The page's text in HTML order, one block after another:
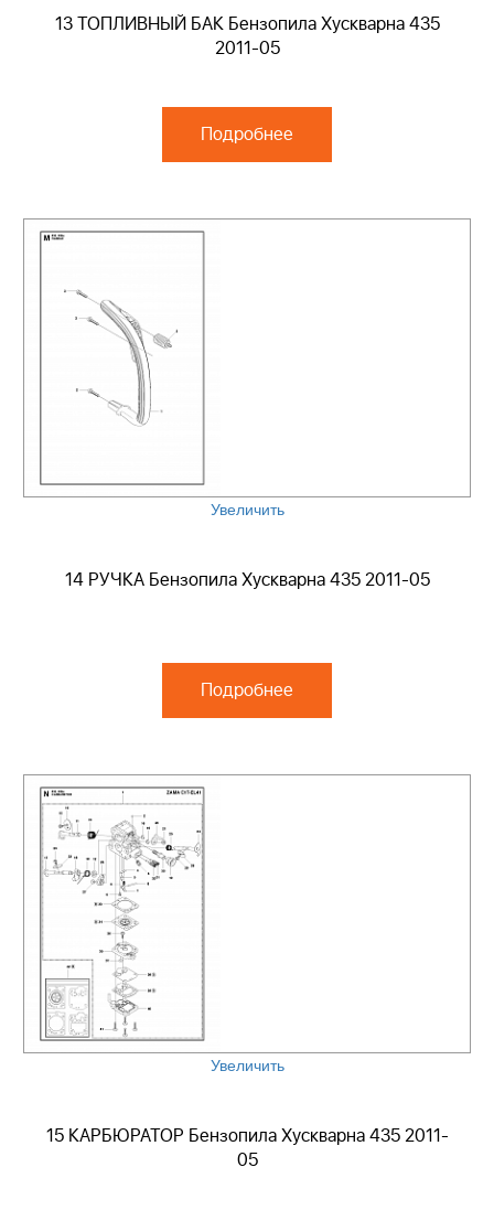
13 ТОПЛИВНЫЙ БАК Бензопила Хускварна 435
2011-05
Подробнее
Увеличить
14 РУЧКА Бензопила Хускварна 435 2011-05
Подробнее
Увеличить
15 КАРБЮРАТОР Бензопила Хускварна 435 2011-
05